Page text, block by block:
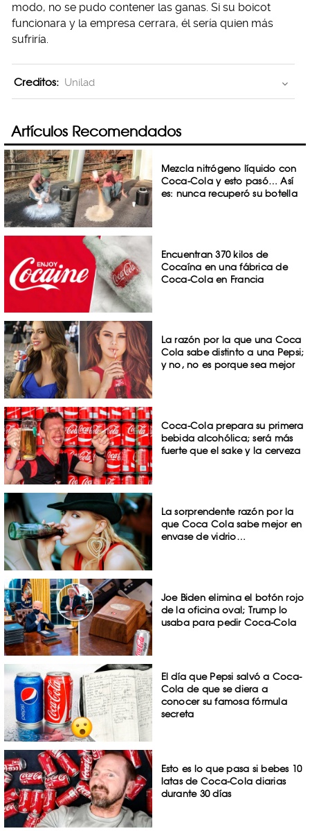
modo, no se pudo contener las ganas. Si su boicot
funcionara y la empresa cerrara, él sería quien más
sufriría.
Creditos: Unilad
Artículos Recomendados
Mezcla nitrógeno líquido con
Coca-Cola y esto pasó… Así
es: nunca recuperó su botella
Encuentran 370 kilos de
Cocaína en una fábrica de
Coca-Cola en Francia
La razón por la que una Coca
Cola sabe distinto a una Pepsi;
y no, no es porque sea mejor
Coca-Cola prepara su primera
bebida alcohólica; será más
fuerte que el sake y la cerveza
La sorprendente razón por la
que Coca Cola sabe mejor en
envase de vidrio…
Joe Biden elimina el botón rojo
de la oficina oval; Trump lo
usaba para pedir Coca-Cola
El día que Pepsi salvó a Coca-
Cola de que se diera a
conocer su famosa fórmula
secreta
Esto es lo que pasa si bebes 10
latas de Coca-Cola diarias
durante 30 días